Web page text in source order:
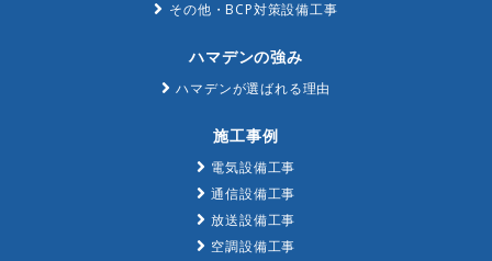
その他・BCP対策設備工事
ハマデンの強み
ハマデンが選ばれる理由
施工事例
電気設備工事
通信設備工事
放送設備工事
空調設備工事